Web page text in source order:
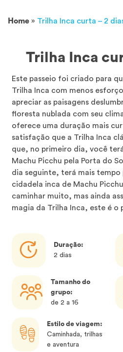
Home » Trilha Inca curta – 2
Trilha Inca
Este passeio foi criado para
Trilha Inca com menos
apreciar as paisagens
floresta nublada com seu
oferece uma duração mais
satisfação que a Trilha Inca
que, no primeiro dia, você
Machu Picchu pela Porta do
dia seguinte, terá mais tempo
cidadela inca de Machu
caminhar muito, mas ainda
magia da Trilha Inca, este é o
Duração:
2 dias
Tamanho do
grupo:
de 2 a 16
Estilo de viagem:
Caminhada, trilhas
e aventura